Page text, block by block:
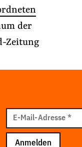
der
Zeitung
Mail
Adresse
E-Mail-Adresse *
Anmelden